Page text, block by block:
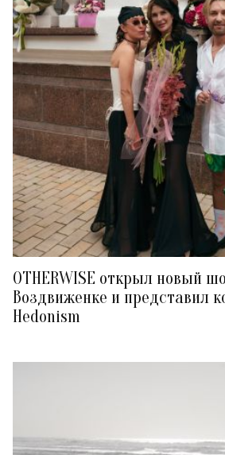
OTHERWISE открыл новый
Воздвиженке и представил
Hedonism